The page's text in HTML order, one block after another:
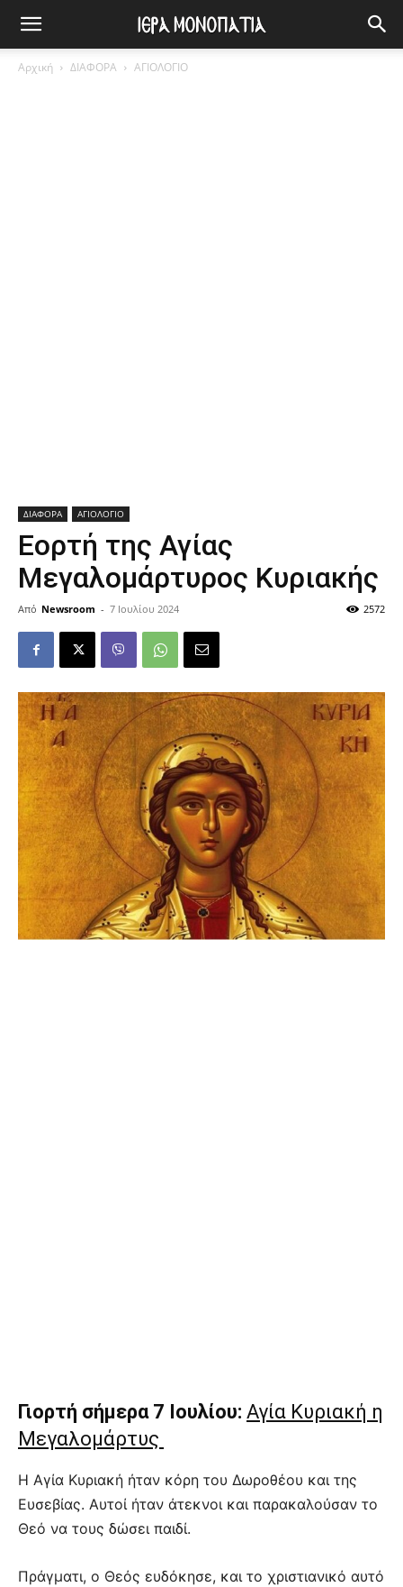
Αρχική ΔΙΑΦΟΡΑ ΑΓΙΟΛΟΓΙΟ
ΔΙΑΦΟΡΑ ΑΓΙΟΛΟΓΙΟ
Εορτή της Αγίας
Μεγαλομάρτυρος Κυριακής
Από Newsroom - 7 Ιουλίου 2024 2572
Γιορτή σήμερα 7 Ιουλίου: Αγία Κυριακή η
Μεγαλομάρτυς
Η Αγία Κυριακή ήταν κόρη του Δωροθέου και της
Ευσεβίας. Αυτοί ήταν άτεκνοι και παρακαλούσαν το
Θεό να τους δώσει παιδί.
Πράγματι, ο Θεός ευδόκησε, και το χριστιανικό αυτό